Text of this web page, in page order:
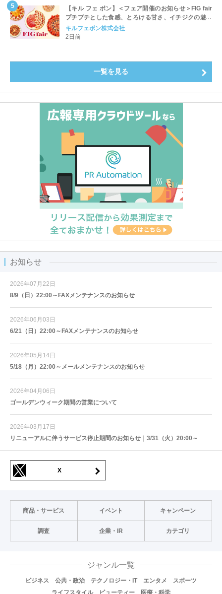
【キル フェ ボン】＜フェア開催のお知らせ＞FIG fair
プチプチとした食感、とろける甘さ、イチジクの魅力
をたっぷりと。新作を含め、イチジク尽くしの全4種が
登場8月20日（木）スタート
キルフェボン株式会社
2日前
一覧を見る
お知らせ
2026年07月22日
8/9（日）22:00～FAXメンテナンスのお知らせ
2026年06月03日
6/21（日）22:00～FAXメンテナンスのお知らせ
2026年05月14日
5/18（月）22:00～メールメンテナンスのお知らせ
2026年04月06日
ゴールデンウィーク期間の営業について
2026年03月17日
リニューアルに伴うサービス停止期間のお知らせ｜3/31（火）20:00～
X
商品・サービス イベント キャンペーン
調査 企業・IR カテゴリ
ジャンル一覧
ビジネス 公共・政治 テクノロジー・IT エンタメ
スポーツ